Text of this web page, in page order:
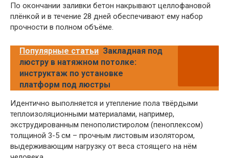
По окончании заливки бетон накрывают целлофановой
плёнкой и в течение 28 дней обеспечивают ему набор
прочности в полном объёме.
Популярные статьи Закладная под
люстру в натяжном потолке:
инструктаж по установке
платформ под люстры
Идентично выполняется и утепление пола твёрдыми
теплоизоляционными материалами, например,
экструдированным пенополистиролом (пеноплексом)
толщиной 3-5 см – прочным листовым изолятором,
выдерживающим нагрузку от веса стоящего на нём